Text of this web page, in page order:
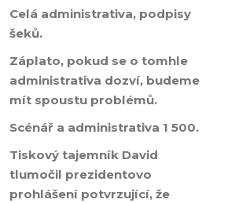
Celá administrativa, podpisy
šeků.
Záplato, pokud se o tomhle
administrativa dozví, budeme
mít spoustu problémů.
Scénář a administrativa 1 500.
Tiskový tajemník David
tlumočil prezidentovo
prohlášení potvrzující, že